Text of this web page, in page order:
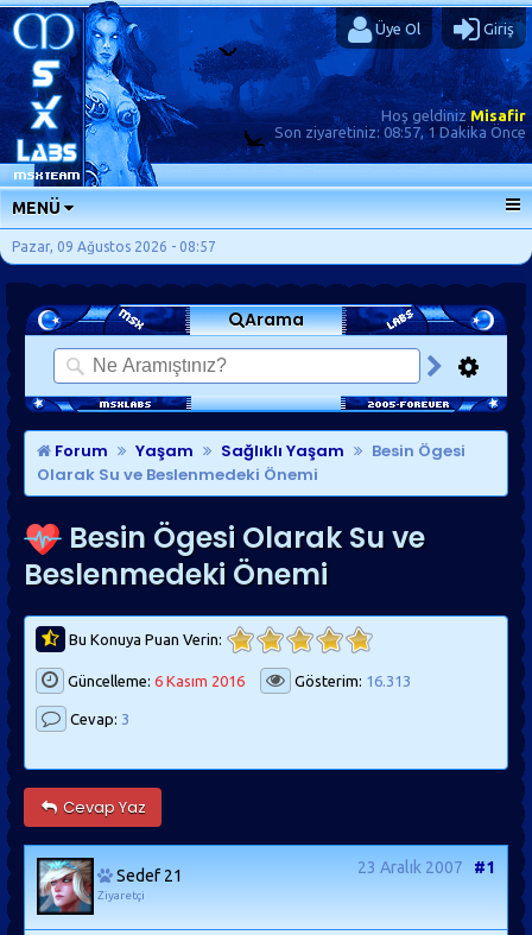
Üye Ol Giriş
Hoş geldinizMisafir
Son ziyaretiniz: 08:57, 1 Dakika Önce
MENÜ
ANA SAYFA
FORUMLAR
SORU-CEVAP
GÜNLÜKLER
SON MESAJLAR
KISAYOLLAR
Pazar, 09 Ağustos 2026 - 08:57
Arama
Forum Yaşam Sağlıklı Yaşam
Besin Ögesi
Olarak Su ve Beslenmedeki Önemi
Besin Ögesi Olarak Su ve
Beslenmedeki Önemi
Bu Konuya Puan Verin:
Güncelleme: 6 Kasım 2016 Gösterim: 16.313
Cevap: 3
Cevap Yaz
Sedef 21
Ziyaretçi
23 Aralık 2007 #1